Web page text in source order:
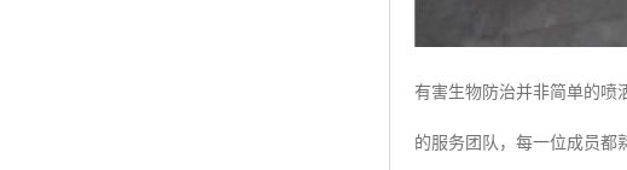
有害生物防治并非简单的喷
的服务团队，每一位成员都